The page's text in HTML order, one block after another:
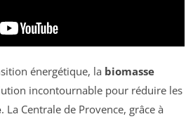
énergétique, la biomasse
incontournable pour réduire les
. La Centrale de Provence, grâce à